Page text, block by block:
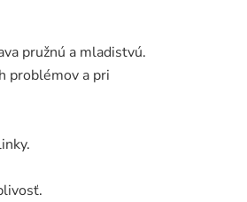
pružnú a mladistvú.
problémov a pri